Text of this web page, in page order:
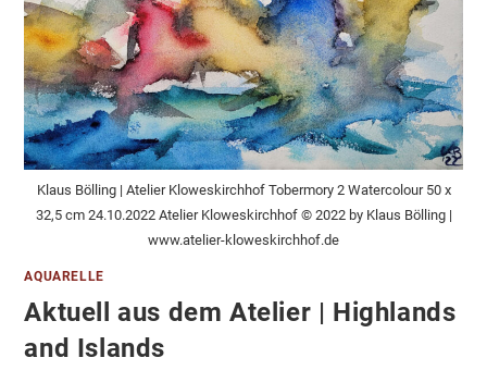
Klaus Bölling | Atelier Kloweskirchhof Tobermory 2 Watercolour 50 x
32,5 cm 24.10.2022 Atelier Kloweskirchhof © 2022 by Klaus Bölling |
www.atelier-kloweskirchhof.de
AQUARELLE
Aktuell aus dem Atelier | Highlands
and Islands